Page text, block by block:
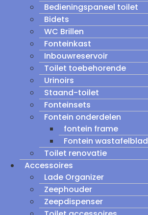
Bedieningspaneel toilet
Bidets
WC Brillen
Fonteinkast
Inbouwreservoir
Toilet toebehorende
Urinoirs
Staand-toilet
Fonteinsets
Fontein onderdelen
fontein frame
Fontein wastafelblad
Toilet renovatie
Accessoires
Lade Organizer
Zeephouder
Zeepdispenser